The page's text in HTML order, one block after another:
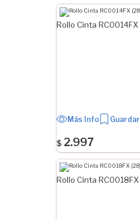
Rollo Cinta RC0014FX
Más Info Guardar
$ 2.997
Rollo Cinta